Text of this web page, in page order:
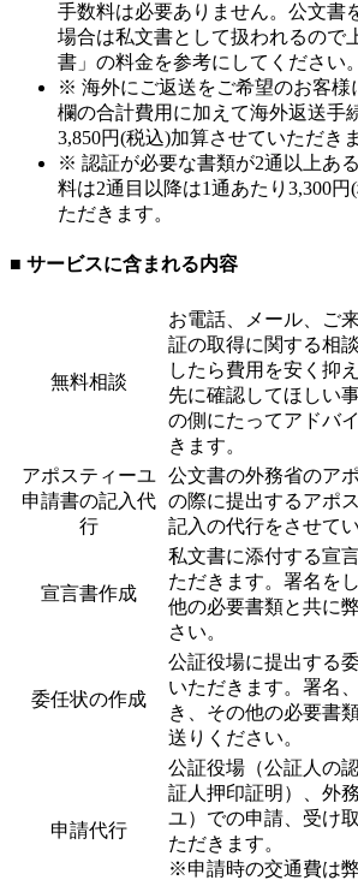
手数料は必要ありません。公文書
場合は私文書として扱われるので
書」の料金を参考にしてください。
※ 海外にご返送をご希望のお客様
欄の合計費用に加えて海外返送手
3,850円(税込)加算させていただき
※ 認証が必要な書類が2通以上あ
料は2通目以降は1通あたり3,300
ただきます。
■ サービスに含まれる内容
無料相談
お電話、メール、ご
証の取得に関する相
したら費用を安く抑
先に確認してほしい
の側にたってアドバ
きます。
アポスティーユ
申請書の記入代
行
公文書の外務省のア
の際に提出するアポ
記入の代行をさせて
宣言書作成
私文書に添付する宣
ただきます。署名を
他の必要書類と共に
さい。
委任状の作成
公証役場に提出する
いただきます。署名
き、その他の必要書
送りください。
申請代行
公証役場（公証人の
証人押印証明）、外
ユ）での申請、受け
ただきます。
※申請時の交通費は